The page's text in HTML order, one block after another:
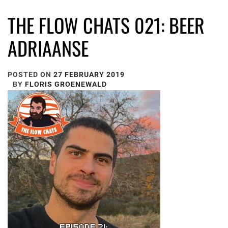
THE FLOW CHATS 021: BEER
ADRIAANSE
POSTED ON 27 FEBRUARY 2019
BY FLORIS GROENEWALD